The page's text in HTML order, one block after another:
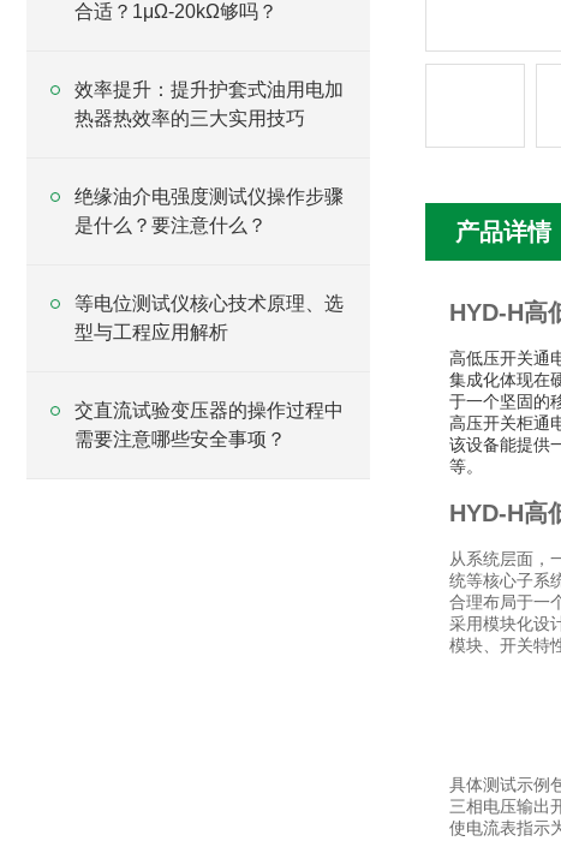
合适？1μΩ-20kΩ够吗？
效率提升：提升护套式油用电加
热器热效率的三大实用技巧
绝缘油介电强度测试仪操作步骤
是什么？要注意什么？
等电位测试仪核心技术原理、选
型与工程应用解析
交直流试验变压器的操作过程中
需要注意哪些安全事项？
产品详情
HYD-H高
高低压开关通
集成化体现在
于一个坚固的
高压开关柜通
该设备能提供
等。
HYD-H高
从系统层面，
统等核心子系
合理布局于一
采用模块化设
模块、开关特
具体测试示例
三相电压输出
使电流表指示